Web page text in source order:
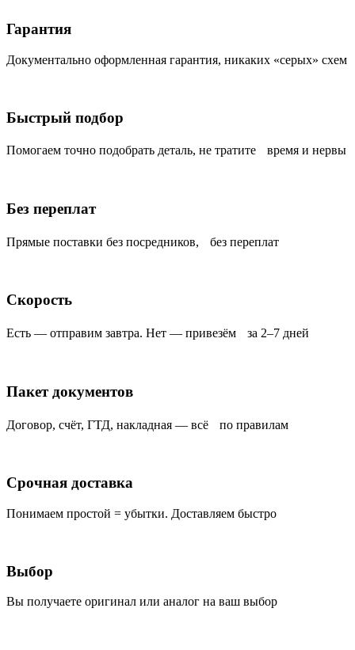
Гарантия
Документально оформленная гарантия, никаких «серых» схем
Быстрый подбор
Помогаем точно подобрать деталь, не тратите время и нервы
Без переплат
Прямые поставки без посредников, без переплат
Скорость
Есть — отправим завтра. Нет — привезём за 2–7 дней
Пакет документов
Договор, счёт, ГТД, накладная — всё по правилам
Срочная доставка
Понимаем простой = убытки. Доставляем быстро
Выбор
Вы получаете оригинал или аналог на ваш выбор